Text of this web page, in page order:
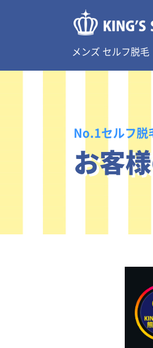
メンズ セルフ脱毛
No.1セルフ脱
お客